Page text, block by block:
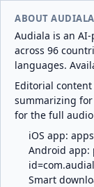
ABOUT AUDIALA
Audiala is an
across 96
languages.
Editorial content
summarizing
for the full
iOS app:
Android app:
Smart